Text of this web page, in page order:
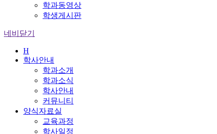
학과동영상
학생게시판
네비닫기
H
학사안내
학과소개
학과소식
학사안내
커뮤니티
양식자료실
교육과정
학사일정